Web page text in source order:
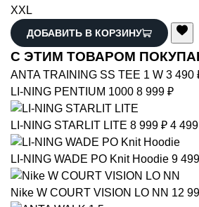
XXL
ДОБАВИТЬ В КОРЗИНУ
С ЭТИМ ТОВАРОМ
ANTA TRAINING SS TEE 1 W 3 490
LI-NING PENTIUM 1000 8 999 ₽
LI-NING STARLIT LITE 8 999 ₽ 4
LI-NING WADE PO Knit Hoodie 9
Nike W COURT VISION LO NN 12